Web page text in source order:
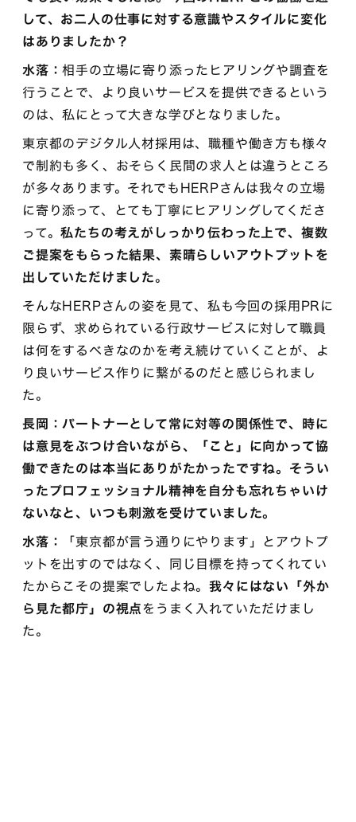
して、お二人の仕事に対する意識やスタイルに変化
はありましたか？
水落：相手の立場に寄り添ったヒアリングや調査を
行うことで、より良いサービスを提供できるという
のは、私にとって大きな学びとなりました。
東京都のデジタル人材採用は、職種や働き方も様々
で制約も多く、おそらく民間の求人とは違うところ
が多々あります。それでもHERPさんは我々の立場
に寄り添って、とても丁寧にヒアリングしてくださ
って。私たちの考えがしっかり伝わった上で、複数
ご提案をもらった結果、素晴らしいアウトプットを
出していただけました。
そんなHERPさんの姿を見て、私も今回の採用PRに
限らず、求められている行政サービスに対して職員
は何をするべきなのかを考え続けていくことが、よ
り良いサービス作りに繋がるのだと感じられまし
た。
長岡：パートナーとして常に対等の関係性で、時に
は意見をぶつけ合いながら、「こと」に向かって協
働できたのは本当にありがたかったですね。そうい
ったプロフェッショナル精神を自分も忘れちゃいけ
ないなと、いつも刺激を受けていました。
水落：
「東京都が言う通りにやります」とアウトプ
ットを出すのではなく、同じ目標を持ってくれてい
たからこその提案でしたよね。我々にはない「外か
ら見た都庁」の視点をうまく入れていただけまし
た。